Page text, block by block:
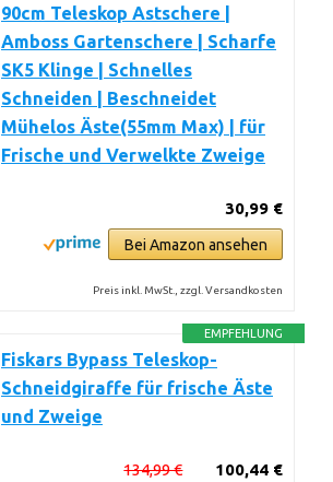
90cm Teleskop Astschere |
Amboss Gartenschere | Scharfe
SK5 Klinge | Schnelles
Schneiden | Beschneidet
Mühelos Äste(55mm Max) | für
Frische und Verwelkte Zweige
30,99 €
Bei Amazon ansehen
Preis inkl. MwSt., zzgl. Versandkosten
EMPFEHLUNG
Fiskars Bypass Teleskop-
Schneidgiraffe für frische Äste
und Zweige
100,44 €
134,99 €